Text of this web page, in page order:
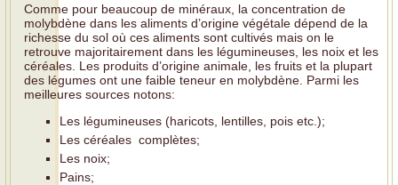
Comme pour beaucoup de minéraux, la concentration de
molybdène dans les aliments d’origine végétale dépend de la
richesse du sol où ces aliments sont cultivés mais on le
retrouve majoritairement dans les légumineuses, les noix et les
céréales. Les produits d’origine animale, les fruits et la plupart
des légumes ont une faible teneur en molybdène. Parmi les
meilleures sources notons:
Les légumineuses (haricots, lentilles, pois etc.);
Les céréales complètes;
Les noix;
Pains;